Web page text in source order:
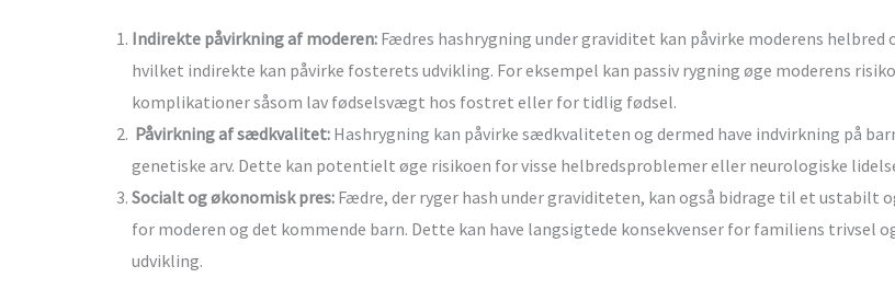
Indirekte påvirkning af moderen: Fædres hashrygning under graviditet kan påvirke moderens helbred
hvilket indirekte kan påvirke fosterets udvikling. For eksempel kan passiv rygning øge moderens
komplikationer såsom lav fødselsvægt hos fostret eller for tidlig fødsel.
Påvirkning af sædkvalitet: Hashrygning kan påvirke sædkvaliteten og dermed have indvirkning på
genetiske arv. Dette kan potentielt øge risikoen for visse helbredsproblemer eller neurologiske
Socialt og økonomisk pres: Fædre, der ryger hash under graviditeten, kan også bidrage til et ustabilt
for moderen og det kommende barn. Dette kan have langsigtede konsekvenser for familiens trivsel
udvikling.